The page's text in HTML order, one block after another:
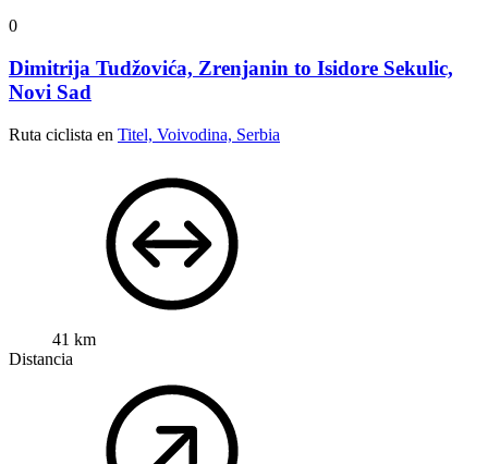
0
Dimitrija Tudžovića, Zrenjanin to Isidore Sekulic,
Novi Sad
Ruta ciclista en Titel, Voivodina, Serbia
41 km
Distancia